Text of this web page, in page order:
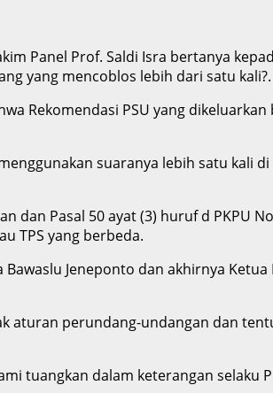
Panel Prof. Saldi Isra bertanya
yang mencoblos lebih dari satu kali?.
Rekomendasi PSU yang
suaranya lebih satu kali
Pasal 50 ayat (3) huruf d PKPU
TPS yang berbeda.
Jeneponto dan akhirnya
aturan perundang-undangan dan
tuangkan dalam keterangan selaku